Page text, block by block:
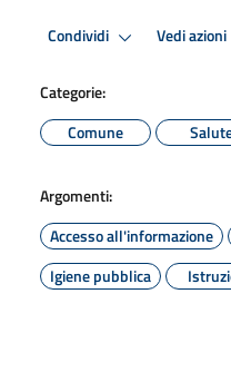
Condividi Vedi azioni
Categorie:
Comune
Argomenti:
Accesso all'informazione
Igiene pubblica